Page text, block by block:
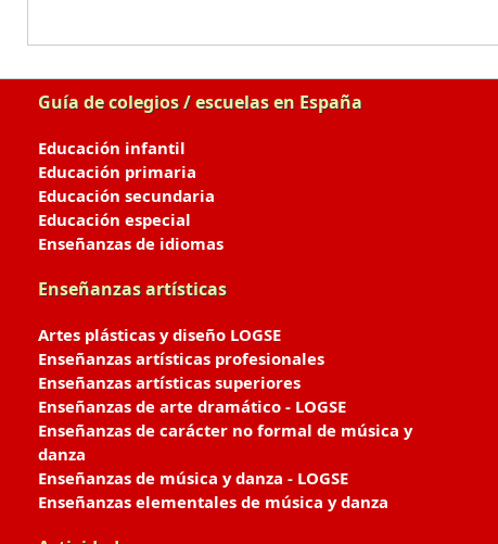
Guía de colegios / escuelas en España
Educación infantil
Educación primaria
Educación secundaria
Educación especial
Enseñanzas de idiomas
Enseñanzas artísticas
Artes plásticas y diseño LOGSE
Enseñanzas artísticas profesionales
Enseñanzas artísticas superiores
Enseñanzas de arte dramático - LOGSE
Enseñanzas de carácter no formal de música y
danza
Enseñanzas de música y danza - LOGSE
Enseñanzas elementales de música y danza